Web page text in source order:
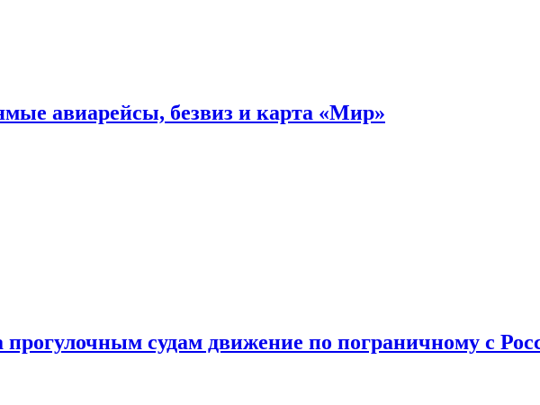
авиарейсы, безвиз и карта «Мир»
судам движение по пограничному с